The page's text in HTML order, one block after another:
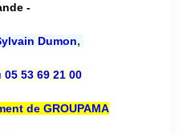
-
Dumon,
05 53 69 21 00
de GROUPAMA